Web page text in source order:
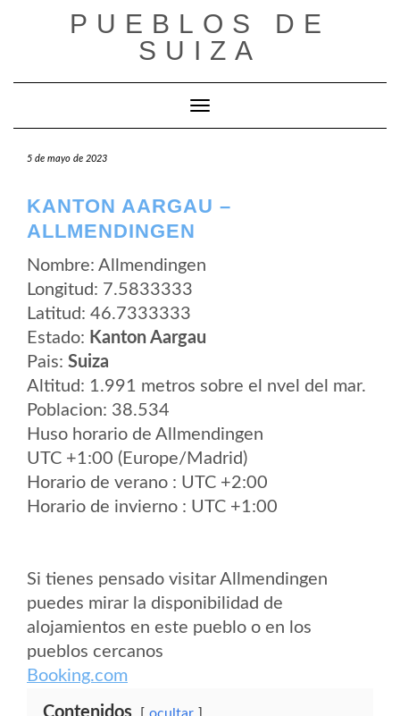
PUEBLOS DE
SUIZA
Cambiar modo de navegación
5 de mayo de 2023
KANTON AARGAU –
ALLMENDINGEN
Nombre: Allmendingen
Longitud: 7.5833333
Latitud: 46.7333333
Estado: Kanton Aargau
Pais: Suiza
Altitud: 1.991 metros sobre el nvel del mar.
Poblacion: 38.534
Huso horario de Allmendingen
UTC +1:00 (Europe/Madrid)
Horario de verano : UTC +2:00
Horario de invierno : UTC +1:00
Si tienes pensado visitar Allmendingen
puedes mirar la disponibilidad de
alojamientos en este pueblo o en los
pueblos cercanos
Booking.com
Contenidos